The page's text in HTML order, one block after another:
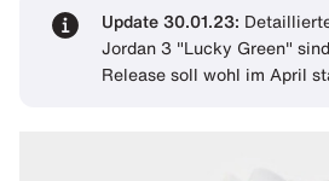
Update 30.01.23:
Jordan 3 "Lucky Green"
Release soll wohl im April